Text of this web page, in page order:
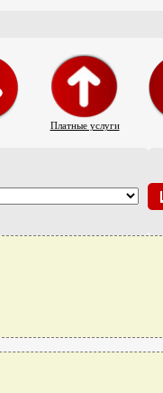
Платные услуги